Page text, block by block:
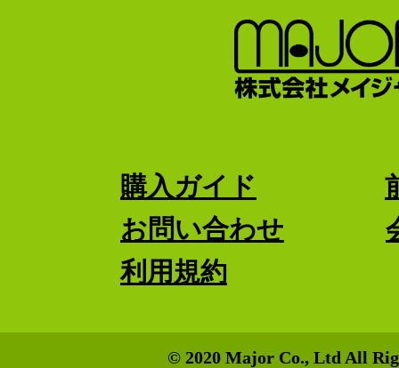
購入ガイド
お問い合わせ
利用規約
© 2020 Major Co., Ltd All